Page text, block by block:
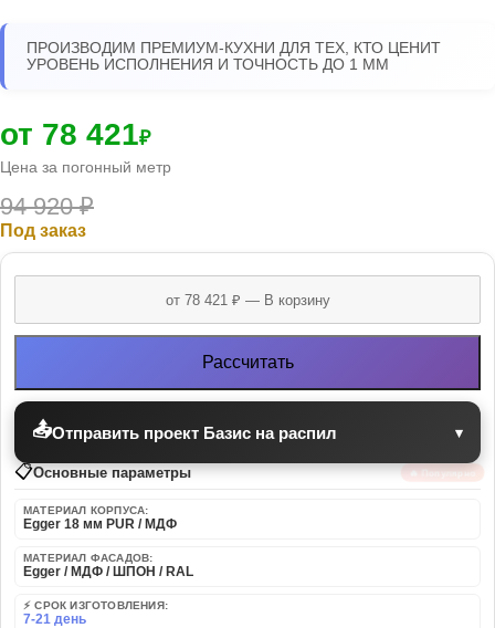
ПРОИЗВОДИМ ПРЕМИУМ-КУХНИ ДЛЯ ТЕХ, КТО ЦЕНИТ
УРОВЕНЬ ИСПОЛНЕНИЯ И ТОЧНОСТЬ ДО 1 ММ
от 78 421₽
Цена за погонный метр
94 920₽
Под заказ
Рассчитать
📤Отправить проект Базис на распил ▾
📋Основные параметры 🔥 Популярно
МАТЕРИАЛ КОРПУСА:
Egger 18 мм PUR / МДФ
МАТЕРИАЛ ФАСАДОВ:
Egger / МДФ / ШПОН / RAL
⚡ СРОК ИЗГОТОВЛЕНИЯ:
7-21 день